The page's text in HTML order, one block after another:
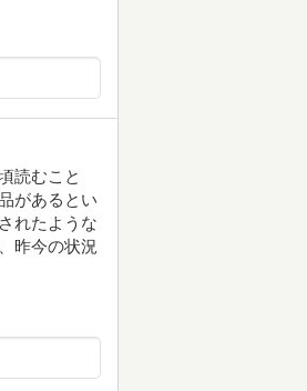
読むこと
があるとい
れたような
昨今の状況